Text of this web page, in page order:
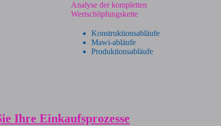
Analyse der kompletten
Wertschöpfungskette
Konstruktionsabläufe
Mawi-abläufe
Produktionsabläufe
Ihre Einkaufsprozesse